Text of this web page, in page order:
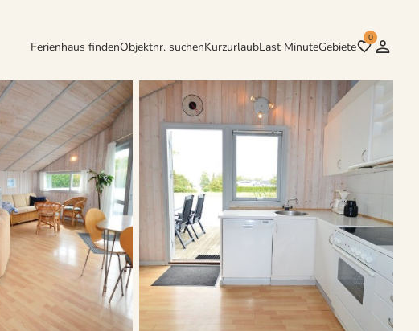
Ferienhaus findenObjektnr. suchenKurzurlaubLast MinuteGebiete
0